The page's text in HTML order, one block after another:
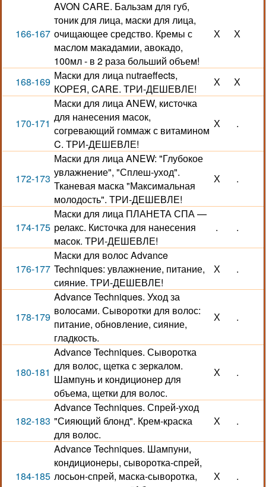
166-167
AVON CARE. Бальзам для губ,
тоник для лица, маски для лица,
очищающее средство. Кремы с
маслом макадамии, авокадо,
100мл - в 2 раза больший объем!
Х Х
168-169 Маски для лица nutraeffects,
КОРЕЯ, CARE. ТРИ-ДЕШЕВЛЕ!
Х Х
170-171
Маски для лица ANEW, кисточка
для нанесения масок,
согревающий гоммаж с витамином
C. ТРИ-ДЕШЕВЛЕ!
Х .
172-173
Маски для лица ANEW: "Глубокое
увлажнение", "Сплеш-уход".
Тканевая маска "Максимальная
молодость". ТРИ-ДЕШЕВЛЕ!
Х .
174-175
Маски для лица ПЛАНЕТА СПА —
релакс. Кисточка для нанесения
масок. ТРИ-ДЕШЕВЛЕ!
. .
176-177
Маски для волос Advance
Techniques: увлажнение, питание,
сияние. ТРИ-ДЕШЕВЛЕ!
Х .
178-179
Advance Techniques. Уход за
волосами. Сыворотки для волос:
питание, обновление, сияние,
гладкость.
Х .
180-181
Advance Techniques. Сыворотка
для волос, щетка с зеркалом.
Шампунь и кондиционер для
объема, щетки для волос.
Х .
182-183
Advance Techniques. Спрей-уход
"Сияющий блонд". Крем-краска
для волос.
Х .
184-185
Advance Techniques. Шампуни,
кондиционеры, сыворотка-спрей,
лосьон-спрей, маска-сыворотка,
Х .